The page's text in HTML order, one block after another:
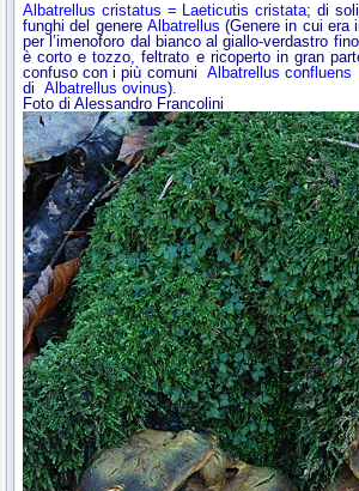
Albatrellus cristatus = Laeticutis cristata; di
funghi del genere Albatrellus(Genere in cui era
per l’imenoforo dal bianco al giallo-verdastro
è corto e tozzo, feltrato e ricoperto in gran
confuso con i più comuni Albatrellus
di Albatrellus ovinus).
Foto di Alessandro Francolini